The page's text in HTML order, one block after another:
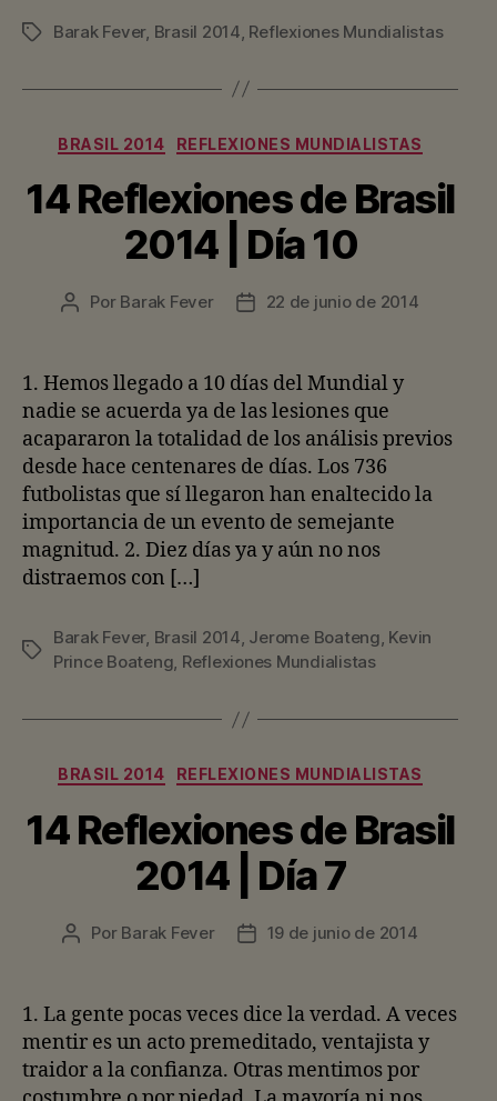
Etiquetas
Barak Fever, Brasil 2014 Reflexiones Mundialistas
Categorías
BRASIL 2014 REFLEXIONES MUNDIALISTAS
14 Reflexiones de Brasil
2014 | Día 10
Autor
entrada
Por Barak Fever
Fecha
entrada
22 de junio de 2014
1. Hemos llegado a 10 días del Mundial y
nadie se acuerda ya de las lesiones que
acapararon la totalidad de los análisis previos
desde hace centenares de días. Los 736
futbolistas que sí llegaron han enaltecido la
importancia de un evento de semejante
magnitud. 2. Diez días ya y aún no nos
distraemos con […]
Etiquetas
Barak Fever, Brasil 2014, Jerome Boateng, Kevin
Prince Boateng, Reflexiones Mundialistas
Categorías
BRASIL 2014 REFLEXIONES MUNDIALISTAS
14 Reflexiones de Brasil
2014 | Día 7
Autor
entrada
Por Barak Fever
Fecha
entrada
19 de junio de 2014
1. La gente pocas veces dice la verdad. A veces
mentir es un acto premeditado, ventajista y
traidor a la confianza. Otras mentimos por